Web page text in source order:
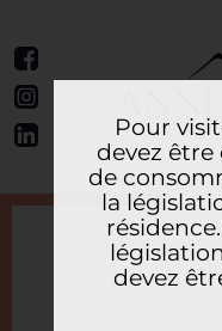
Pour
devez être
de
la
résidence.
devez